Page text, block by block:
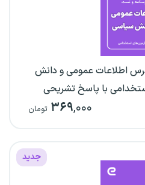
اطلاعات عمومی و دانش
با پاسخ تشریحی
۳۶۹,۰۰۰ تومان
جدید